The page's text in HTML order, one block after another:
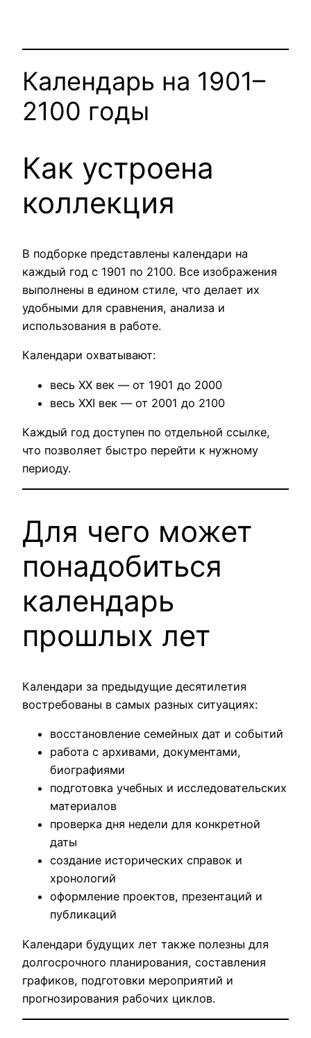
Календарь на 1901–
2100 годы
Как устроена
коллекция
В подборке представлены календари на
каждый год с 1901 по 2100. Все изображения
выполнены в едином стиле, что делает их
удобными для сравнения, анализа и
использования в работе.
Календари охватывают:
весь XX век — от 1901 до 2000
весь XXI век — от 2001 до 2100
Каждый год доступен по отдельной ссылке,
что позволяет быстро перейти к нужному
периоду.
Для чего может
понадобиться
календарь
прошлых лет
Календари за предыдущие десятилетия
востребованы в самых разных ситуациях:
восстановление семейных дат и событий
работа с архивами, документами,
биографиями
подготовка учебных и исследовательских
материалов
проверка дня недели для конкретной
даты
создание исторических справок и
хронологий
оформление проектов, презентаций и
публикаций
Календари будущих лет также полезны для
долгосрочного планирования, составления
графиков, подготовки мероприятий и
прогнозирования рабочих циклов.